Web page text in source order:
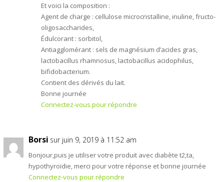
Et voici la composition :
Agent de charge : cellulose microcristalline, inuline, fructo-
oligosaccharides,
Édulcorant : sorbitol,
Antiagglomérant : sels de magnésium d’acides gras,
lactobacillus rhamnosus, lactobacillus acidophilus,
bifidobacterium.
Contient des dérivés du lait.
Bonne journée
Connectez-vous pour répondre
Borsi sur juin 9, 2019 à 11:52 am
Bonjour,puis je utiliser votre produit avec diabète t2,ta,
hypothyroïdie, merci pour votre réponse et bonne journée
Connectez-vous pour répondre